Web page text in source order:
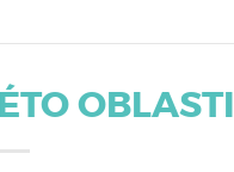
OBLASTI